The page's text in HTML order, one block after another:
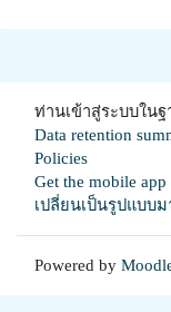
ท่านเข้าสู่ระบบใน
Data retention
Policies
Get the mobile app
เปลี่ยนเป็นรูปแบบ
Powered by